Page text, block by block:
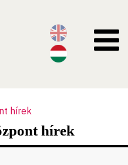
hírek
hírek